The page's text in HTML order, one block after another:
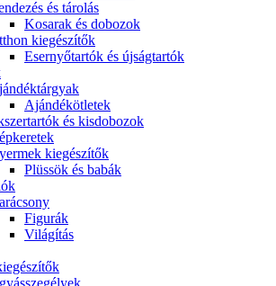
és tárolás
Kosarak és dobozok
kiegészítők
Esernyőtartók és újságtartók
Ajándékötletek
és kisdobozok
kiegészítők
Plüssök és babák
Figurák
Világítás